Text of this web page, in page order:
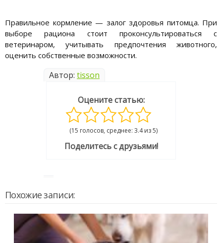
Правильное кормление — залог здоровья питомца. При
выборе рациона стоит проконсультироваться с
ветеринаром, учитывать предпочтения животного,
оценить собственные возможности.
Автор: tisson
Оцените статью:
(15 голосов, среднее: 3.4 из 5)
Поделитесь с друзьями!
Похожие записи: